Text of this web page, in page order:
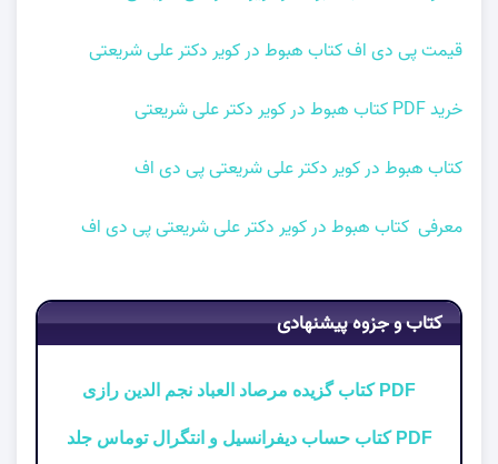
قیمت پی دی اف کتاب هبوط در کویر دکتر علی شریعتی
خرید PDF کتاب هبوط در کویر دکتر علی شریعتی
کتاب هبوط در کویر دکتر علی شریعتی پی دی اف
معرفی کتاب هبوط در کویر دکتر علی شریعتی پی دی اف
کتاب و جزوه پیشنهادی
PDF کتاب گزیده مرصاد العباد نجم الدین رازی
PDF کتاب حساب دیفرانسیل و انتگرال توماس جلد